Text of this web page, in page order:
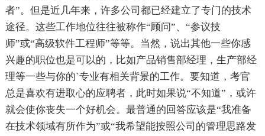
者”。但是近几年来，许多公司都已经建立了专门的技术
途径。这些工作地位往往被称作“顾问”、“参议技
师”或“高级软件工程师”等等。当然，说出其他一些你感
兴趣的职位也是可以的，比如产品销售部经理，生产部经
理等一些与你的`专业有相关背景的工作。要知道，考官
总是喜欢有进取心的应聘者，此时如果说“不知道”，或许
就会使你丧失一个好机会。最普通的回答应该是“我准备
在技术领域有所作为”或“我希望能按照公司的管理思路发